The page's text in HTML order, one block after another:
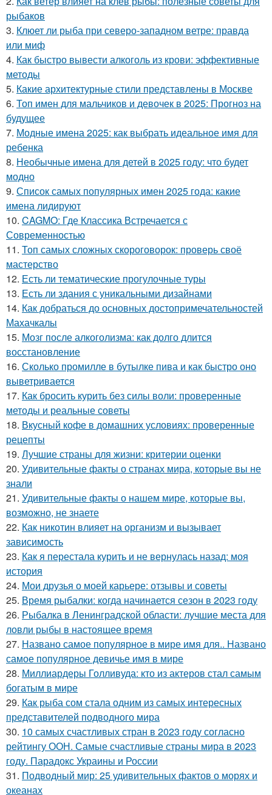
рыбаков
3. Клюет ли рыба при северо-западном ветре: правда
или миф
4. Как быстро вывести алкоголь из крови: эффективные
методы
5. Какие архитектурные стили представлены в Москве
6. Топ имен для мальчиков и девочек в 2025: Прогноз на
будущее
7. Модные имена 2025: как выбрать идеальное имя для
ребенка
8. Необычные имена для детей в 2025 году: что будет
модно
9. Список самых популярных имен 2025 года: какие
имена лидируют
10. CAGMO: Где Классика Встречается с
Современностью
11. Топ самых сложных скороговорок: проверь своё
мастерство
12. Есть ли тематические прогулочные туры
13. Есть ли здания с уникальными дизайнами
14. Как добраться до основных достопримечательностей
Махачкалы
15. Мозг после алкоголизма: как долго длится
восстановление
16. Сколько промилле в бутылке пива и как быстро оно
выветривается
17. Как бросить курить без силы воли: проверенные
методы и реальные советы
18. Вкусный кофе в домашних условиях: проверенные
рецепты
19. Лучшие страны для жизни: критерии оценки
20. Удивительные факты о странах мира, которые вы не
знали
21. Удивительные факты о нашем мире, которые вы,
возможно, не знаете
22. Как никотин влияет на организм и вызывает
зависимость
23. Как я перестала курить и не вернулась назад: моя
история
24. Мои друзья о моей карьере: отзывы и советы
25. Время рыбалки: когда начинается сезон в 2023 году
26. Рыбалка в Ленинградской области: лучшие места для
ловли рыбы в настоящее время
27. Названо самое популярное в мире имя для.. Названо
самое популярное девичье имя в мире
28. Миллиардеры Голливуда: кто из актеров стал самым
богатым в мире
29. Как рыба сом стала одним из самых интересных
представителей подводного мира
30. 10 самых счастливых стран в 2023 году согласно
рейтингу ООН. Самые счастливые страны мира в 2023
году. Парадокс Украины и России
31. Подводный мир: 25 удивительных фактов о морях и
океанах